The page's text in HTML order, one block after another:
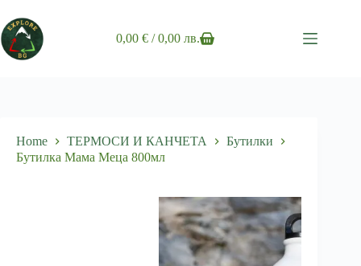
to
content
Shopping
0,00€ / 0,00 лв.
Home ТЕРМОСИ И КАНЧЕТА
Бутилки
Бутилка Мама Меца 800мл